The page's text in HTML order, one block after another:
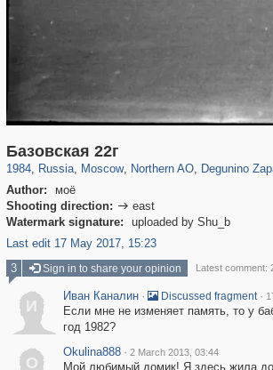
Базовская 22г
1984, Russia
1,407,361
, Moscow
319,882 8,286
, Northern AO
22,544
, Degunino
Author:
моё
Shooting direction:  east
Watermark signature:
uploaded by Shu_b
Last edit 17 May 2017, 15:23
3 Sign in to share your opinion Latest comment:
И
Иван Каналин · Discussed fragment ·
Если мне не изменяет память, то у
год 1982?
O
Okulina888 · 2 March 2013, 03:44
Мой любимый домик! Я здесь жила до